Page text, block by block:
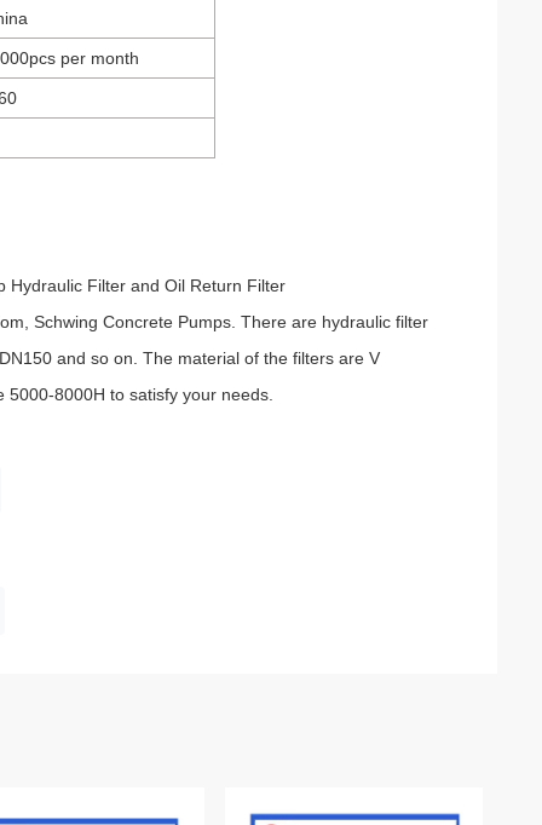
per month
Hydraulic Filter and Oil Return Filter
Schwing Concrete Pumps. There are hydraulic filter
and so on. The material of the filters are V
8000H to satisfy your needs.